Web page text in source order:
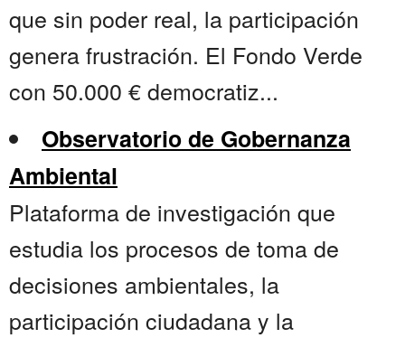
que sin poder real, la participación
genera frustración. El Fondo Verde
con 50.000 € democratiz...
Observatorio de Gobernanza
Ambiental
Plataforma de investigación que
estudia los procesos de toma de
decisiones ambientales, la
participación ciudadana y la